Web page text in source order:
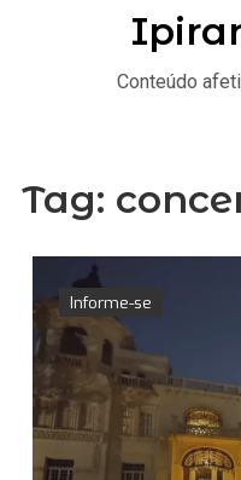
Tag:
Informe-se
Conteúdo